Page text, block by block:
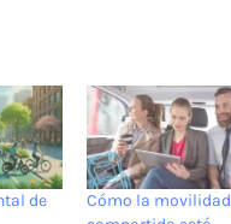
de
Cómo la movilidad